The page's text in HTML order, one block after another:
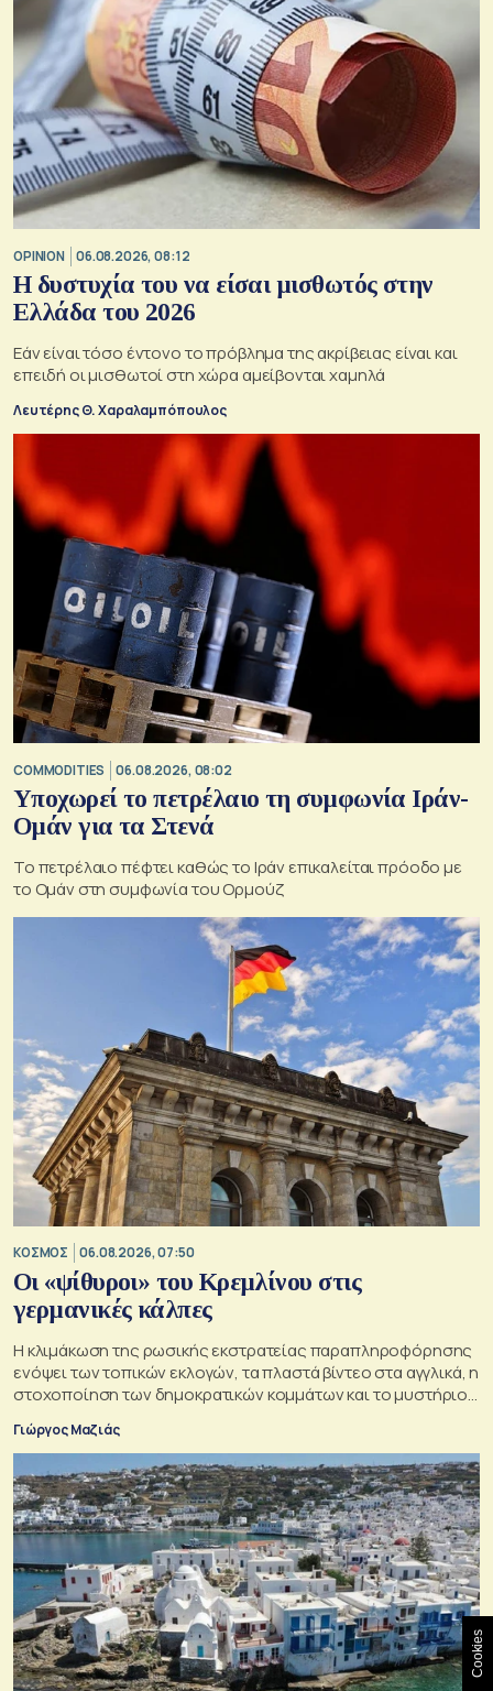
OPINION 06.08.2026, 08:12
Η δυστυχία του να είσαι μισθωτός στην
Ελλάδα του 2026
Εάν είναι τόσο έντονο το πρόβλημα της ακρίβειας είναι και
επειδή οι μισθωτοί στη χώρα αμείβονται χαμηλά
Λευτέρης Θ. Χαραλαμπόπουλος
COMMODITIES 06.08.2026, 08:02
Υποχωρεί το πετρέλαιο τη συμφωνία Ιράν-
Ομάν για τα Στενά
Το πετρέλαιο πέφτει καθώς το Ιράν επικαλείται πρόοδο με
το Ομάν στη συμφωνία του Ορμούζ
ΚΟΣΜΟΣ 06.08.2026, 07:50
Οι «ψίθυροι» του Κρεμλίνου στις
γερμανικές κάλπες
Η κλιμάκωση της ρωσικής εκστρατείας παραπληροφόρησης
ενόψει των τοπικών εκλογών, τα πλαστά βίντεο στα αγγλικά, η
στοχοποίηση των δημοκρατικών κομμάτων και το μυστήριο
Γιώργος Μαζιάς
Cookies